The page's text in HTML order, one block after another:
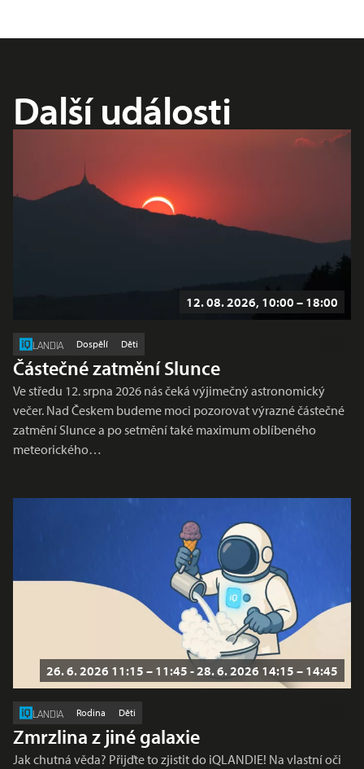
Další události
12. 08. 2026, 10:00 – 18:00
LANDIA Dospělí Děti
Částečné zatmění Slunce
Ve středu 12. srpna 2026 nás čeká výjimečný astronomický
večer. Nad Českem budeme moci pozorovat výrazné částečné
zatmění Slunce a po setmění také maximum oblíbeného
meteorického…
26. 6. 2026 11:15 – 11:45 - 28. 6. 2026 14:15 – 14:45
LANDIA Rodina Děti
Zmrzlina z jiné galaxie
Jak chutná věda? Přijďte to zjistit do iQLANDIE! Na vlastní oči